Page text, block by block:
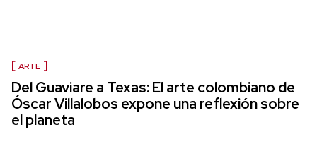
ARTE
Del Guaviare a Texas: El arte colombiano de
Óscar Villalobos expone una reflexión sobre
el planeta